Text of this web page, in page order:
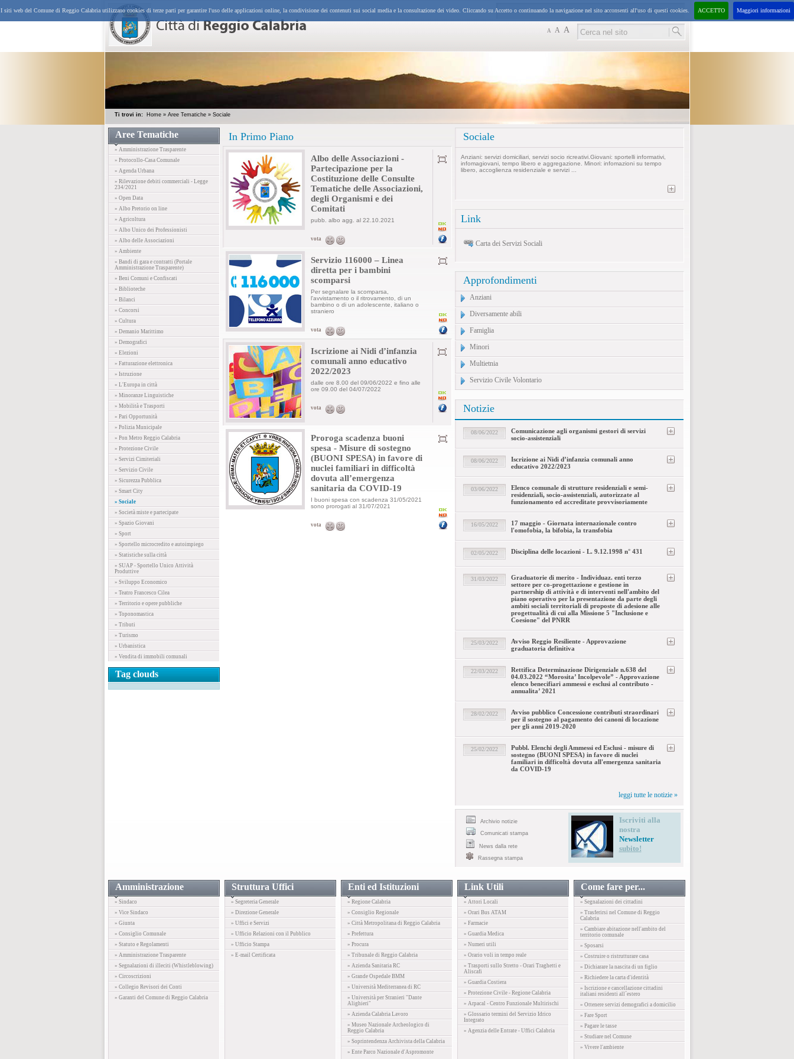
I siti web del Comune di Reggio Calabria utilizzano cookies di terze parti per garantire l'uso delle applicazioni online, la condivisione dei contenuti sui social media e la consultazione dei video. Cliccando su Accetto o continuando la navigazione nel sito acconsenti all'uso di questi cookies. ACCETTO Maggiori informazioni
giovedì 6 agosto 2026 01:10
A A A
Ti trovi in: Home » Aree Tematiche » Sociale
Aree Tematiche
» Amministrazione Trasparente
» Protocollo-Casa Comunale
» Agenda Urbana
» Rilevazione debiti commerciali - Legge
234/2021
» Open Data
» Albo Pretorio on line
» Agricoltura
» Albo Unico dei Professionisti
» Albo delle Associazioni
» Ambiente
» Bandi di gara e contratti (Portale
Amministrazione Trasparente)
» Beni Comuni e Confiscati
» Biblioteche
» Bilanci
» Concorsi
» Cultura
» Demanio Marittimo
» Demografici
» Elezioni
» Fatturazione elettronica
» Istruzione
» L'Europa in città
» Minoranze Linguistiche
» Mobilità e Trasporti
» Pari Opportunità
» Polizia Municipale
» Pon Metro Reggio Calabria
» Protezione Civile
» Servizi Cimiteriali
» Servizio Civile
» Sicurezza Pubblica
» Smart City
» Sociale
» Società miste e partecipate
» Spazio Giovani
» Sport
» Sportello microcredito e autoimpiego
» Statistiche sulla città
» SUAP - Sportello Unico Attività
Produttive
» Sviluppo Economico
» Teatro Francesco Cilea
» Territorio e opere pubbliche
» Toponomastica
» Tributi
» Turismo
» Urbanistica
» Vendita di immobili comunali
Tag clouds
In Primo Piano
Albo delle Associazioni -
Partecipazione per la
Costituzione delle Consulte
Tematiche delle Associazioni,
degli Organismi e dei
Comitati
pubb. albo agg. al 22.10.2021
vota
Servizio 116000 – Linea
diretta per i bambini
scomparsi
Per segnalare la scomparsa,
l'avvistamento o il ritrovamento, di un
bambino o di un adolescente, italiano o
straniero
vota
Iscrizione ai Nidi d’infanzia
comunali anno educativo
2022/2023
dalle ore 8.00 del 09/06/2022 e fino alle
ore 09.00 del 04/07/2022
vota
Proroga scadenza buoni
spesa - Misure di sostegno
(BUONI SPESA) in favore di
nuclei familiari in difficoltà
dovuta all’emergenza
sanitaria da COVID-19
I buoni spesa con scadenza 31/05/2021
sono prorogati al 31/07/2021
vota
Sociale
Anziani: servizi domiciliari, servizi socio ricreativi.Giovani: sportelli informativi,
infomagiovani, tempo libero e aggregazione. Minori: infomazioni su tempo
libero, accoglienza residenziale e servizi ...
Link
Carta dei Servizi Sociali
Approfondimenti
Anziani
Diversamente abili
Famiglia
Minori
Multietnia
Servizio Civile Volontario
Notizie
08/06/2022
Comunicazione agli organismi gestori di servizi
socio-assistenziali
08/06/2022
Iscrizione ai Nidi d’infanzia comunali anno
educativo 2022/2023
03/06/2022
Elenco comunale di strutture residenziali e semi-
residenziali, socio-assistenziali, autorizzate al
funzionamento ed accreditate provvisoriamente
16/05/2022
17 maggio - Giornata internazionale contro
l'omofobia, la bifobia, la transfobia
02/05/2022 Disciplina delle locazioni - L. 9.12.1998 n° 431
31/03/2022
Graduatorie di merito - Individuaz. enti terzo
settore per co-progettazione e gestione in
partnership di attività e di interventi nell'ambito del
piano operativo per la presentazione da parte degli
ambiti sociali territoriali di proposte di adesione alle
progettualità di cui alla Missione 5 "Inclusione e
Coesione" del PNRR
25/03/2022
Avviso Reggio Resiliente - Approvazione
graduatoria definitiva
22/03/2022
Rettifica Determinazione Dirigenziale n.638 del
04.03.2022 “Morosita’ Incolpevole” - Approvazione
elenco benecifiari ammessi e esclusi al contributo -
annualita’ 2021
28/02/2022
Avviso pubblico Concessione contributi straordinari
per il sostegno al pagamento dei canoni di locazione
per gli anni 2019-2020
25/02/2022
Pubbl. Elenchi degli Ammessi ed Esclusi - misure di
sostegno (BUONI SPESA) in favore di nuclei
familiari in difficoltà dovuta all'emergenza sanitaria
da COVID-19
leggi tutte le notizie »
Archivio notizie
Comunicati stampa
News dalla rete
Rassegna stampa
Iscriviti alla
nostra
Newsletter
subito!
Amministrazione
» Sindaco
» Vice Sindaco
» Giunta
» Consiglio Comunale
» Statuto e Regolamenti
» Amministrazione Trasparente
» Segnalazioni di illeciti (Whistleblowing)
» Circoscrizioni
» Collegio Revisori dei Conti
» Garanti del Comune di Reggio Calabria
Struttura Uffici
» Segreteria Generale
» Direzione Generale
» Uffici e Servizi
» Ufficio Relazioni con il Pubblico
» Ufficio Stampa
» E-mail Certificata
Enti ed Istituzioni
» Regione Calabria
» Consiglio Regionale
» Città Metropolitana di Reggio Calabria
» Prefettura
» Procura
» Tribunale di Reggio Calabria
» Azienda Sanitaria RC
» Grande Ospedale BMM
» Università Mediterranea di RC
» Università per Stranieri "Dante
Alighieri"
» Azienda Calabria Lavoro
» Museo Nazionale Archeologico di
Reggio Calabria
» Soprintendenza Archivista della Calabria
» Ente Parco Nazionale d'Aspromonte
Link Utili
» Attori Locali
» Orari Bus ATAM
» Farmacie
» Guardia Medica
» Numeri utili
» Orario voli in tempo reale
» Trasporti sullo Stretto - Orari Traghetti e
Aliscafi
» Guardia Costiera
» Protezione Civile - Regione Calabria
» Arpacal - Centro Funzionale Multirischi
» Glossario termini del Servizio Idrico
Integrato
» Agenzia delle Entrate - Uffici Calabria
Come fare per...
» Segnalazioni dei cittadini
» Trasferirsi nel Comune di Reggio
Calabria
» Cambiare abitazione nell'ambito del
territorio comunale
» Sposarsi
» Costruire o ristrutturare casa
» Dichiarare la nascita di un figlio
» Richiedere la carta d'identità
» Iscrizione e cancellazione cittadini
italiani residenti all´estero
» Ottenere servizi demografici a domicilio
» Fare Sport
» Pagare le tasse
» Studiare nel Comune
» Vivere l'ambiente